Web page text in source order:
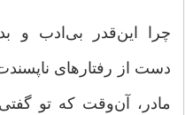
چرا این‌قدر بی‌ادب و
دست از رفتارهای
مادر، آن‌وقت که تو